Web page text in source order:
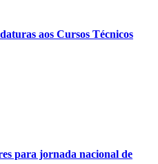
aos Cursos Técnicos
para jornada nacional de